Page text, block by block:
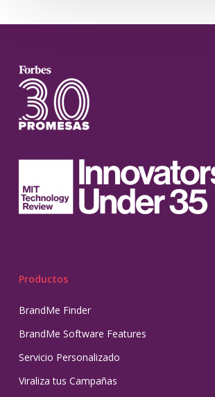
Productos
BrandMe Finder
BrandMe Software Features
Servicio Personalizado
Viraliza tus Campañas